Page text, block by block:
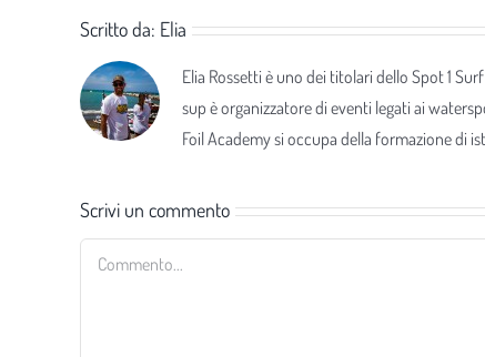
Scritto da: Elia
Elia Rossetti è uno dei titolari dello Spot 1
sup è organizzatore di eventi legati ai
Foil Academy si occupa della formazione di
Scrivi un commento
Commento